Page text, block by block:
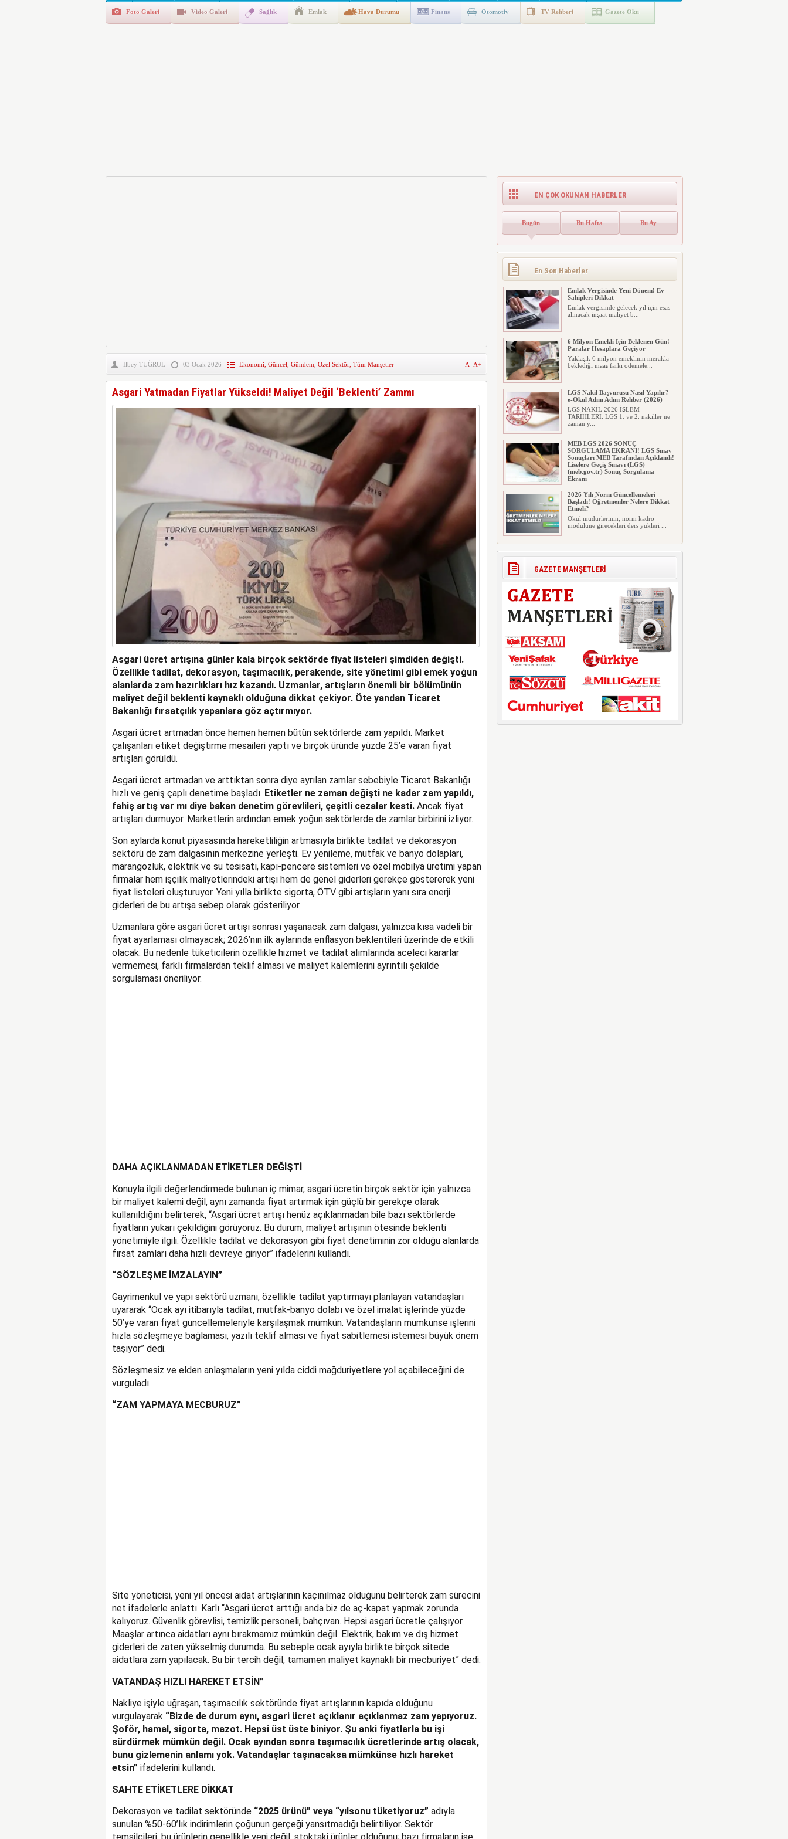
Polis Akademisi İç Güvenlik Fakültesine 350 Öğrenci Alınacak
Foto Galeri Video Galeri Sağlık Emlak Hava Durumu Finans Otomotiv TV Rehberi Gazete Oku
İlbey TUĞRUL 03 Ocak 2026 Ekonomi Güncel Gündem Özel Sektör, Tüm Manşetler A- A+
Asgari Yatmadan Fiyatlar Yükseldi! Maliyet Değil ‘Beklenti’ Zammı
Asgari ücret artışına günler kala birçok sektörde fiyat listeleri şimdiden değişti.
Özellikle tadilat, dekorasyon, taşımacılık, perakende, site yönetimi gibi emek yoğun
alanlarda zam hazırlıkları hız kazandı. Uzmanlar, artışların önemli bir bölümünün
maliyet değil beklenti kaynaklı olduğuna dikkat çekiyor. Öte yandan Ticaret
Bakanlığı fırsatçılık yapanlara göz açtırmıyor.
Asgari ücret artmadan önce hemen hemen bütün sektörlerde zam yapıldı. Market
çalışanları etiket değiştirme mesaileri yaptı ve birçok üründe yüzde 25’e varan fiyat
artışları görüldü.
Asgari ücret artmadan ve arttıktan sonra diye ayrılan zamlar sebebiyle Ticaret Bakanlığı
hızlı ve geniş çaplı denetime başladı. Etiketler ne zaman değişti ne kadar zam yapıldı,
fahiş artış var mı diye bakan denetim görevlileri, çeşitli cezalar kesti. Ancak fiyat
artışları durmuyor. Marketlerin ardından emek yoğun sektörlerde de zamlar birbirini izliyor.
Son aylarda konut piyasasında hareketliliğin artmasıyla birlikte tadilat ve dekorasyon
sektörü de zam dalgasının merkezine yerleşti. Ev yenileme, mutfak ve banyo dolapları,
marangozluk, elektrik ve su tesisatı, kapı-pencere sistemleri ve özel mobilya üretimi yapan
firmalar hem işçilik maliyetlerindeki artışı hem de genel giderleri gerekçe göstererek yeni
fiyat listeleri oluşturuyor. Yeni yılla birlikte sigorta, ÖTV gibi artışların yanı sıra enerji
giderleri de bu artışa sebep olarak gösteriliyor.
Uzmanlara göre asgari ücret artışı sonrası yaşanacak zam dalgası, yalnızca kısa vadeli bir
fiyat ayarlaması olmayacak; 2026’nın ilk aylarında enflasyon beklentileri üzerinde de etkili
olacak. Bu nedenle tüketicilerin özellikle hizmet ve tadilat alımlarında aceleci kararlar
vermemesi, farklı firmalardan teklif alması ve maliyet kalemlerini ayrıntılı şekilde
sorgulaması öneriliyor.
DAHA AÇIKLANMADAN ETİKETLER DEĞİŞTİ
Konuyla ilgili değerlendirmede bulunan iç mimar, asgari ücretin birçok sektör için yalnızca
bir maliyet kalemi değil, aynı zamanda fiyat artırmak için güçlü bir gerekçe olarak
kullanıldığını belirterek, “Asgari ücret artışı henüz açıklanmadan bile bazı sektörlerde
fiyatların yukarı çekildiğini görüyoruz. Bu durum, maliyet artışının ötesinde beklenti
yönetimiyle ilgili. Özellikle tadilat ve dekorasyon gibi fiyat denetiminin zor olduğu alanlarda
fırsat zamları daha hızlı devreye giriyor” ifadelerini kullandı.
“SÖZLEŞME İMZALAYIN”
Gayrimenkul ve yapı sektörü uzmanı, özellikle tadilat yaptırmayı planlayan vatandaşları
uyararak “Ocak ayı itibarıyla tadilat, mutfak-banyo dolabı ve özel imalat işlerinde yüzde
50’ye varan fiyat güncellemeleriyle karşılaşmak mümkün. Vatandaşların mümkünse işlerini
hızla sözleşmeye bağlaması, yazılı teklif alması ve fiyat sabitlemesi istemesi büyük önem
taşıyor” dedi.
Sözleşmesiz ve elden anlaşmaların yeni yılda ciddi mağduriyetlere yol açabileceğini de
vurguladı.
“ZAM YAPMAYA MECBURUZ”
Site yöneticisi, yeni yıl öncesi aidat artışlarının kaçınılmaz olduğunu belirterek zam sürecini
net ifadelerle anlattı. Karlı “Asgari ücret arttığı anda biz de aç-kapat yapmak zorunda
kalıyoruz. Güvenlik görevlisi, temizlik personeli, bahçıvan. Hepsi asgari ücretle çalışıyor.
Maaşlar artınca aidatları aynı bırakmamız mümkün değil. Elektrik, bakım ve dış hizmet
giderleri de zaten yükselmiş durumda. Bu sebeple ocak ayıyla birlikte birçok sitede
aidatlara zam yapılacak. Bu bir tercih değil, tamamen maliyet kaynaklı bir mecburiyet” dedi.
VATANDAŞ HIZLI HAREKET ETSİN”
Nakliye işiyle uğraşan, taşımacılık sektöründe fiyat artışlarının kapıda olduğunu
vurgulayarak “Bizde de durum aynı, asgari ücret açıklanır açıklanmaz zam yapıyoruz.
Şoför, hamal, sigorta, mazot. Hepsi üst üste biniyor. Şu anki fiyatlarla bu işi
sürdürmek mümkün değil. Ocak ayından sonra taşımacılık ücretlerinde artış olacak,
bunu gizlemenin anlamı yok. Vatandaşlar taşınacaksa mümkünse hızlı hareket
etsin” ifadelerini kullandı.
SAHTE ETİKETLERE DİKKAT
Dekorasyon ve tadilat sektöründe “2025 ürünü” veya “yılsonu tüketiyoruz” adıyla
sunulan %50-60’lık indirimlerin çoğunun gerçeği yansıtmadığı belirtiliyor. Sektör
EN ÇOK OKUNAN HABERLER
Bugün Bu Hafta Bu Ay
En Son Haberler
Emlak Vergisinde Yeni Dönem! Ev
Sahipleri Dikkat
Emlak vergisinde gelecek yıl için esas
alınacak inşaat maliyet b...
6 Milyon Emekli İçin Beklenen Gün!
Paralar Hesaplara Geçiyor
Yaklaşık 6 milyon emeklinin merakla
beklediği maaş farkı ödemele...
LGS Nakil Başvurusu Nasıl Yapılır?
e-Okul Adım Adım Rehber (2026)
LGS NAKİL 2026 İŞLEM
TARİHLERİ: LGS 1. ve 2. nakiller ne
zaman y...
MEB LGS 2026 SONUÇ
SORGULAMA EKRANI! LGS Sınav
Sonuçları MEB Tarafından Açıklandı!
Liselere Geçiş Sınavı (LGS)
(meb.gov.tr) Sonuç Sorgulama
Ekranı
Milyonlarca öğrenci için ...
2026 Yılı Norm Güncellemeleri
Başladı! Öğretmenler Nelere Dikkat
Etmeli?
Okul müdürlerinin, norm kadro
modülüne girecekleri ders yükleri ...
Polis Akademisi İç Güvenlik
Fakültesine 350 Öğrenci Alınacak
Güvenlik Fakültesi'ne 2026 yıl...
E-Devlet Unutulan Para Sorgulaması
Başladı: Unuttuğunuz Paralar
Ortaya Çıkabilir, Mirasçıları da
İlgilendiriyor
Dijital ödeme alışkanlıklarının
yaygınlaşmasıyla birlikte elektr...
İşte Okullarda Öğrencilerin
Kıyafet/Formalarının Belirlenmesine
Dair Usul ve Esaslar
Genel Müdürlüğü 22.07.2026 ...
Motorine Gece Yarısı Büyük İndirim
ABD-İran arasında yeniden diplomasi
yürütüleceği sinyallerinin p...
GAZETE MANŞETLERİ